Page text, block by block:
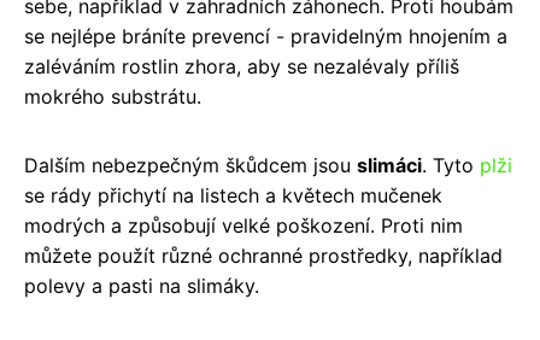
sebe, například v zahradních záhonech. Proti houbám
se nejlépe bráníte prevencí - pravidelným hnojením a
zaléváním rostlin zhora, aby se nezalévaly příliš
mokrého substrátu.
Dalším nebezpečným škůdcem jsou slimáci. Tyto plži
se rády přichytí na listech a květech mučenek
modrých a způsobují velké poškození. Proti nim
můžete použít různé ochranné prostředky, například
polevy a pasti na slimáky.